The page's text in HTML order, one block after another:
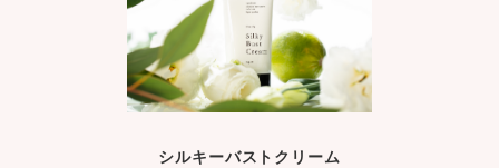
シルキーバストクリーム